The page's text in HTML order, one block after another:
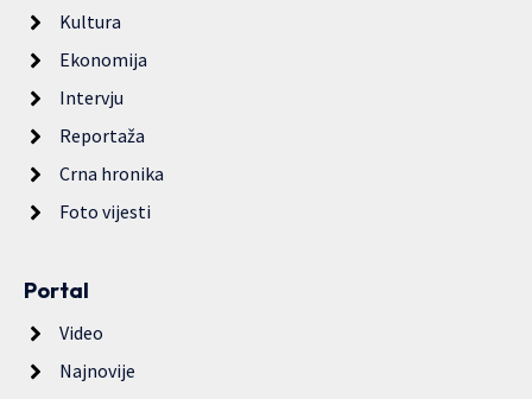
Kultura
Ekonomija
Intervju
Reportaža
Crna hronika
Foto vijesti
Portal
Video
Najnovije